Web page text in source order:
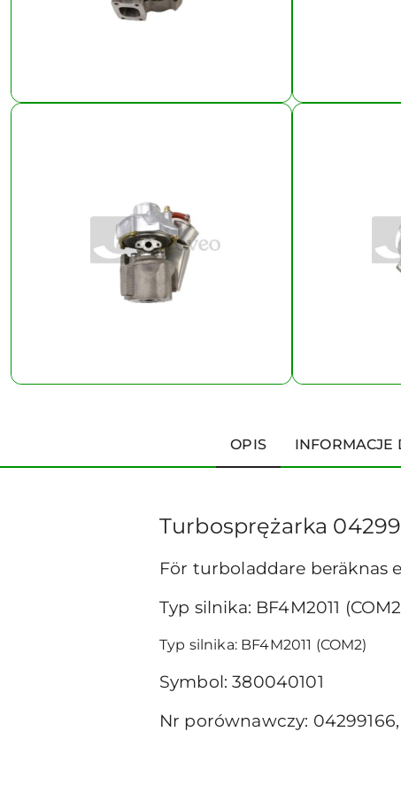
OPIS INFORMACJE
Turbosprężarka
För turboladdare beräknas
Typ silnika: BF4M2011
Typ silnika: BF4M2011 (COM2)
Symbol: 380040101
Nr porównawczy: